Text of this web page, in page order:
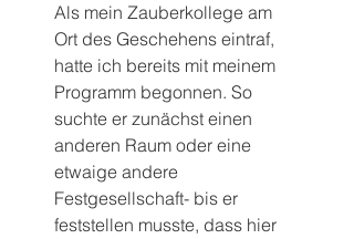
Als mein Zauberkollege am
Ort des Geschehens eintraf,
hatte ich bereits mit meinem
Programm begonnen. So
suchte er zunächst einen
anderen Raum oder eine
etwaige andere
Festgesellschaft- bis er
feststellen musste, dass hier